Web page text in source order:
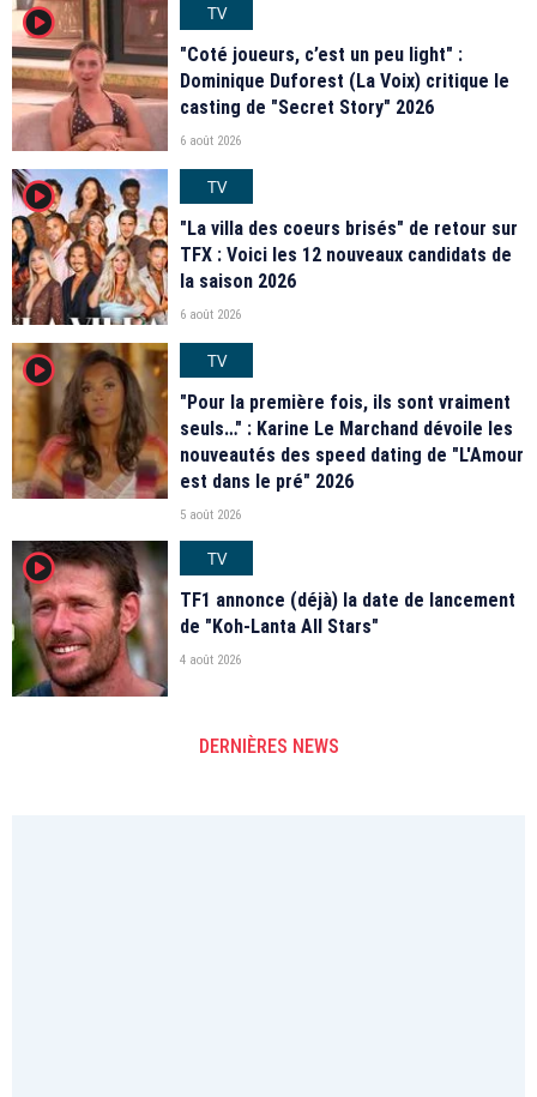
player2
TV
"Coté joueurs, c’est un peu light" :
Dominique Duforest (La Voix) critique le
casting de "Secret Story" 2026
6 août 2026
player2
TV
"La villa des coeurs brisés" de retour sur
TFX : Voici les 12 nouveaux candidats de
la saison 2026
6 août 2026
player2
TV
"Pour la première fois, ils sont vraiment
seuls…" : Karine Le Marchand dévoile les
nouveautés des speed dating de "L'Amour
est dans le pré" 2026
5 août 2026
player2
TV
TF1 annonce (déjà) la date de lancement
de "Koh-Lanta All Stars"
4 août 2026
DERNIÈRES NEWS